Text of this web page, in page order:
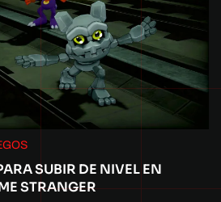
SUBIR DE NIVEL EN
STRANGER